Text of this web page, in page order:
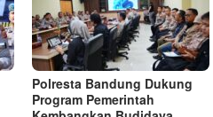
Polresta Bandung Dukung
Program Pemerintah